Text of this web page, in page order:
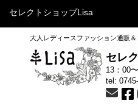
セレクトショップLisa
大人レディースファッション通販＆
セレ
13：00
tel: